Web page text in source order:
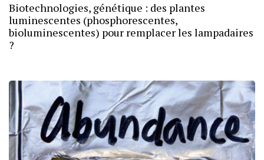
Biotechnologies, génétique : des plantes
luminescentes (phosphorescentes,
bioluminescentes) pour remplacer les lampadaires
?